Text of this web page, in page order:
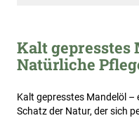
Kalt gepresstes
Natürliche
Kalt gepresstes Mandelöl
Schatz der Natur, der sich